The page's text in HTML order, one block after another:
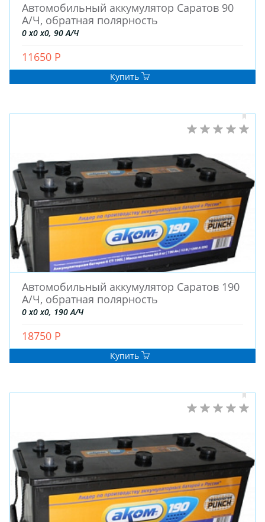
Автомобильный аккумулятор Саратов 90
А/Ч, обратная полярность
0 x0 x0, 90 А/Ч
11650 Р
Купить
Автомобильный аккумулятор Саратов 190
А/Ч, обратная полярность
0 x0 x0, 190 А/Ч
18750 Р
Купить